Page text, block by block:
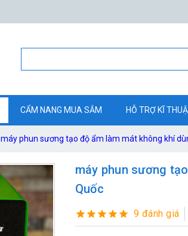
CẨM NANG MUA SẮM HỖ TRỢ KĨ
máy phun sương tạo độ ẩm làm mát không khí
máy phun sương
Quốc
9 đánh giá